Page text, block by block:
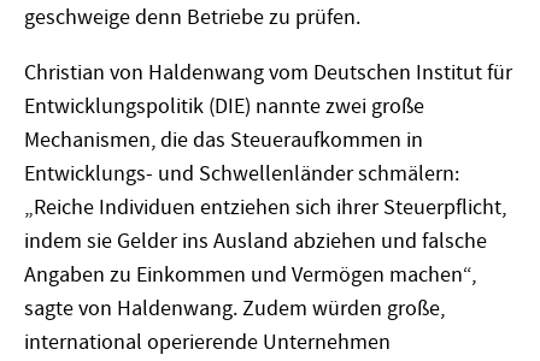
geschweige denn Betriebe zu prüfen.
Christian von Haldenwang vom Deutschen Institut für
Entwicklungspolitik (DIE) nannte zwei große
Mechanismen, die das Steueraufkommen in
Entwicklungs- und Schwellenländer schmälern:
„Reiche Individuen entziehen sich ihrer Steuerpflicht,
indem sie Gelder ins Ausland abziehen und falsche
Angaben zu Einkommen und Vermögen machen“,
sagte von Haldenwang. Zudem würden große,
international operierende Unternehmen